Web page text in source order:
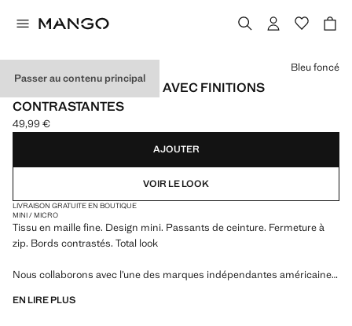
Passer au contenu principal
MINI-SHORT EN MAILLE AVEC FINITIONS
CONTRASTANTES
Prix actuel [49,99 € ]
49,99 €
Choisissez une couleur
Bleu foncé
AJOUTER
VOIR LE LOOK
LIVRAISON GRATUITE EN BOUTIQUE
MINI / MICRO
Tissu en maille fine. Design mini. Passants de ceinture. Fermeture à
zip. Bords contrastés. Total look
Nous collaborons avec l’une des marques indépendantes américaines
audacieuse, où praticité et esthétique coexistent en parfait équilibre.
EN LIRE PLUS